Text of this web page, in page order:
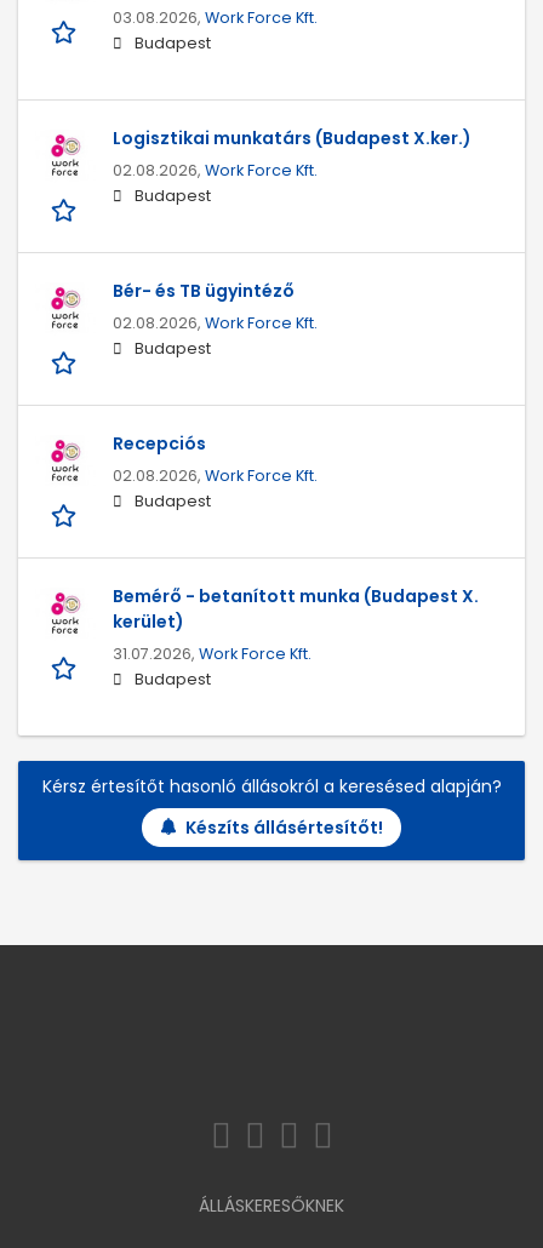
03.08.2026, Work Force Kft.
Budapest
Logisztikai munkatárs (Budapest X.ker.)
02.08.2026, Work Force Kft.
Budapest
Bér- és TB ügyintéző
02.08.2026, Work Force Kft.
Budapest
Recepciós
02.08.2026, Work Force Kft.
Budapest
Bemérő - betanított munka (Budapest X.
kerület)
31.07.2026, Work Force Kft.
Budapest
Kérsz értesítőt hasonló állásokról a keresésed alapján?
Készíts állásértesítőt!
ÁLLÁSKERESŐKNEK